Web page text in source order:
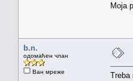
Moja
b.n.
одомаћен члан
Ван мреже
Treba